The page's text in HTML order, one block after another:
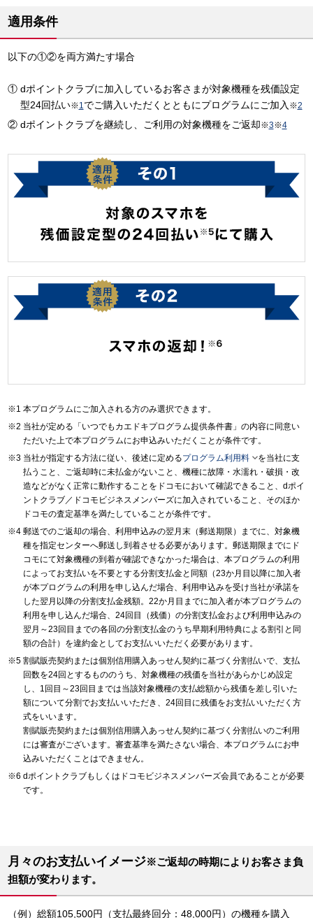
適用条件
以下の①②を両方満たす場合
dポイントクラブに加入しているお客さまが対象機種を残価設定
型24回払い※1でご購入いただくとともにプログラムにご加入 ※2
dポイントクラブを継続し、ご利用の対象機種をご返却※3※4
本プログラムにご加入される方のみ選択できます。
当社が定める「いつでもカエドキプログラム提供条件書」の内容に同意い
ただいた上で本プログラムにお申込みいただくことが条件です。
当社が指定する方法に従い、後述に定めるプログラム利用料を当社に支
払うこと、ご返却時に未払金がないこと、機種に故障・水濡れ・破損・改
造などがなく正常に動作することをドコモにおいて確認できること、dポイ
ントクラブ／ドコモビジネスメンバーズに加入されていること、そのほか
ドコモの査定基準を満たしていることが条件です。
郵送でのご返却の場合、利用申込みの翌月末（郵送期限）までに、対象機
種を指定センターへ郵送し到着させる必要があります。郵送期限までにド
コモにて対象機種の到着が確認できなかった場合は、本プログラムの利用
によってお支払いを不要とする分割支払金と同額（23か月目以降に加入者
が本プログラムの利用を申し込んだ場合、利用申込みを受け当社が承諾を
した翌月以降の分割支払金残額。22か月目までに加入者が本プログラムの
利用を申し込んだ場合、24回目（残価）の分割支払金および利用申込みの
翌月～23回目までの各回の分割支払金のうち早期利用特典による割引と同
額の合計）を違約金としてお支払いいただく必要があります。
割賦販売契約または個別信用購入あっせん契約に基づく分割払いで、支払
回数を24回とするもののうち、対象機種の残価を当社があらかじめ設定
し、1回目～23回目までは当該対象機種の支払総額から残価を差し引いた
額について分割でお支払いいただき、24回目に残価をお支払いいただく方
式をいいます。
割賦販売契約または個別信用購入あっせん契約に基づく分割払いのご利用
には審査がございます。審査基準を満たさない場合、本プログラムにお申
込みいただくことはできません。
dポイントクラブもしくはドコモビジネスメンバーズ会員であることが必要
です。
月々のお支払いイメージ※ご返却の時期によりお客さま負
担額が変わります。
（例）総額105,500円（支払最終回分：48,000円）の機種を購入